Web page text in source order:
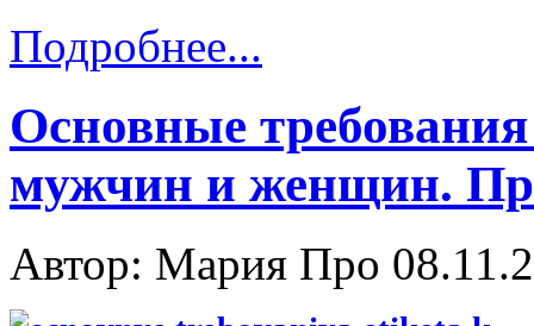
Подробнее...
Основные
мужчин и женщин.
Автор: Мария Про